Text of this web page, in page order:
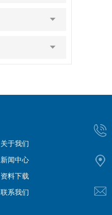
关于我们
新闻中心
资料下载
联系我们